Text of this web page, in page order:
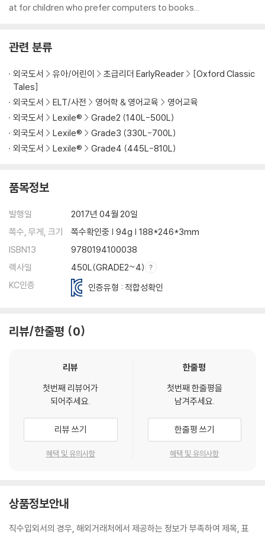
at for children who prefer computers to books...
관련 분류
외국도서 유아/어린이 초급리더 EarlyReader
[Oxford Classic
Tales]
외국도서
ELT/사전 영어학 & 영어교육
영어교육
외국도서
Lexile®
Grade2 (140L-500L)
외국도서
Lexile®
Grade3 (330L-700L)
외국도서
Lexile® Grade4 (445L-810L)
품목정보
발행일
2017년 04월 20일
쪽수, 무게, 크기
쪽수확인중 | 94g | 188*246*3mm
ISBN13
9780194100038
렉사일
450L(GRADE2~4)
KC인증
인증유형 : 적합성확인
리뷰/한줄평 0
리뷰
첫번째 리뷰어가
되어주세요.
리뷰 쓰기
혜택 및 유의사항
한줄평
첫번째 한줄평을
남겨주세요.
한줄평 쓰기
혜택 및 유의사항
상품정보안내
직수입외서의 경우, 해외거래처에서 제공하는 정보가 부족하여 제목, 표